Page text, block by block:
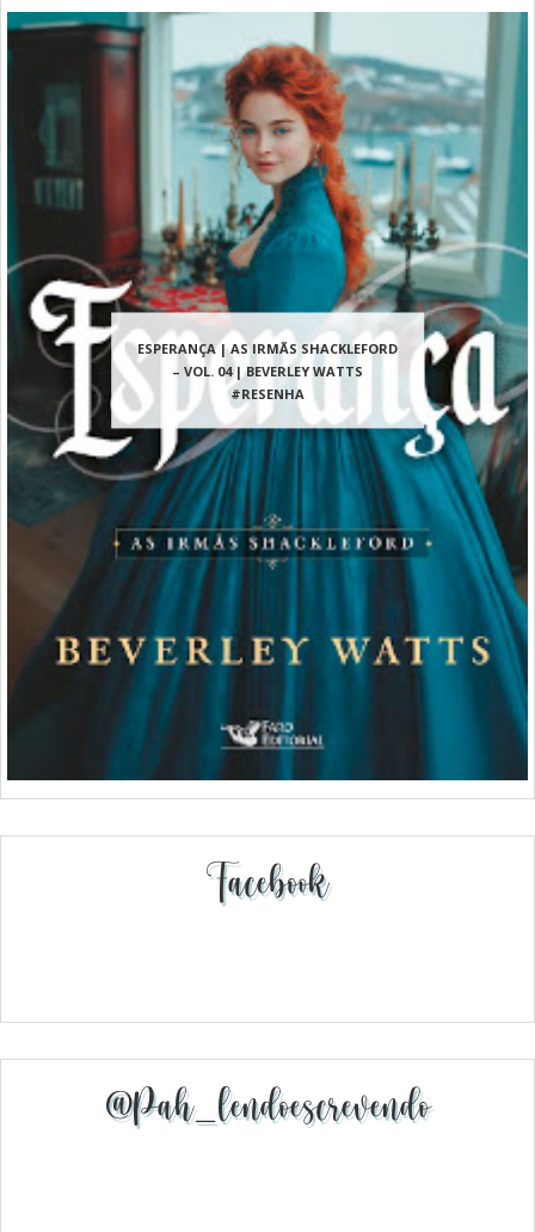
ESPERANÇA | AS IRMÃS SHACKLEFORD
– VOL. 04 | BEVERLEY WATTS
#RESENHA
Facebook
@pah_lendoescrevendo